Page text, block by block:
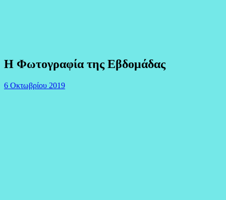
Η Φωτογραφία της Εβδομάδας
6 Οκτωβρίου 2019